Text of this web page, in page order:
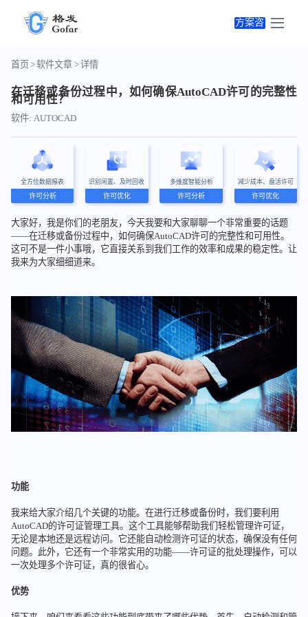
方案咨询
首页>软件文章 >详情
在迁移或备份过程中，如何确保AutoCAD许可的完整性
和可用性？
软件: AUTOCAD
全方位数据报表
许可分析
识别闲置、及时回收
许可优化
多维度智能分析
许可分析
减少成本、盘活许可
许可优化
大家好，我是你们的老朋友，今天我要和大家聊聊一个非常重要的话题
——在迁移或备份过程中，如何确保AutoCAD许可的完整性和可用性。
这可不是一件小事哦，它直接关系到我们工作的效率和成果的稳定性。让
我来为大家细细道来。
功能
我来给大家介绍几个关键的功能。在进行迁移或备份时，我们要利用
AutoCAD的许可证管理工具。这个工具能够帮助我们轻松管理许可证，
无论是本地还是远程访问。它还能自动检测许可证的状态，确保没有任何
问题。此外，它还有一个非常实用的功能——许可证的批处理操作，可以
一次处理多个许可证，真的很省心。
优势